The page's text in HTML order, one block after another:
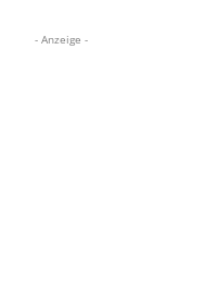
- Anzeige -